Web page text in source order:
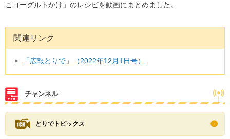
こヨーグルトかけ」のレシピを動画にまとめました。
関連リンク
「広報とりで」（2022年12月1日号）
チャンネル
とりでトピックス